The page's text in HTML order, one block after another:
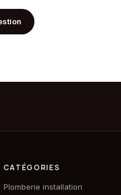
CATÉGORIES
Plomberie installation